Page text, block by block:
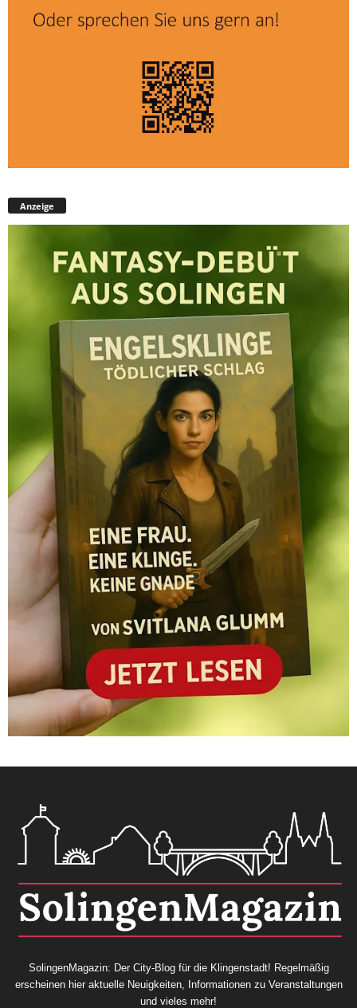
Anzeige
SolingenMagazin: Der City-Blog für die Klingenstadt! Regelmäßig
erscheinen hier aktuelle Neuigkeiten, Informationen zu Veranstaltungen
und vieles mehr!